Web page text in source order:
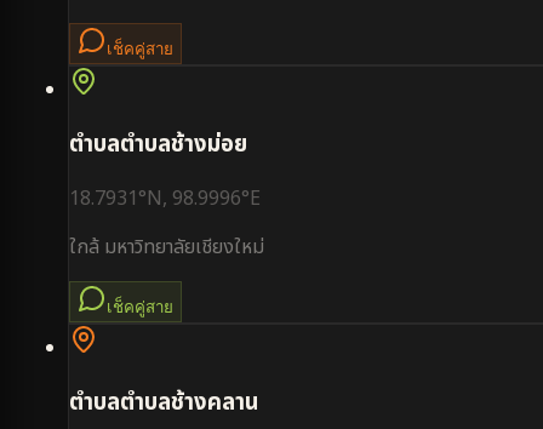
เช็คคู่สาย
ตำบลตำบลช้างม่อย
18.7931°N, 98.9996°E
ใกล้ มหาวิทยาลัยเชียงใหม่
เช็คคู่สาย
ตำบลตำบลช้างคลาน